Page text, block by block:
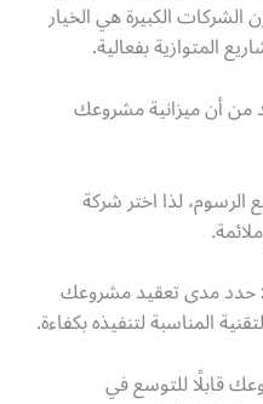
الكبيرة هي الخيار
المتوازية بفعالية.
من أن ميزانية مشروعك
الرسوم، لذا اختر شركة
حدد مدى تعقيد مشروعك
المناسبة لتنفيذه بكفاءة.
قابلًا للتوسع في